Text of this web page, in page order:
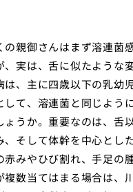
親御さんはまず溶連菌
実は、舌に似たような
、主に四歳以下の乳幼
て、溶連菌と同じよう
うか。重要なのは、舌
そして体幹を中心とし
みやひび割れ、手足の
数当てはまる場合は、